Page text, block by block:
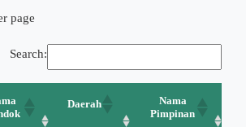
page
Search:
Daerah
Nama
Pimpinan